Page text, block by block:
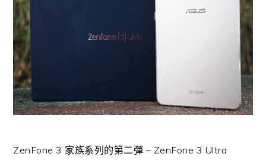
ZenFone 3 家族系列的第二彈 – ZenFone 3 Ultra